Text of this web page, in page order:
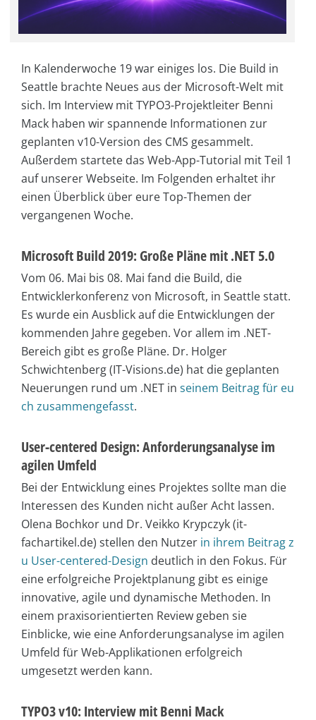
In Kalenderwoche 19 war einiges los. Die Build in
Seattle brachte Neues aus der Microsoft-Welt mit
sich. Im Interview mit TYPO3-Projektleiter Benni
Mack haben wir spannende Informationen zur
geplanten v10-Version des CMS gesammelt.
Außerdem startete das Web-App-Tutorial mit Teil 1
auf unserer Webseite. Im Folgenden erhaltet ihr
einen Überblick über eure Top-Themen der
vergangenen Woche.
Microsoft Build 2019: Große Pläne mit .NET 5.0
Vom 06. Mai bis 08. Mai fand die Build, die
Entwicklerkonferenz von Microsoft, in Seattle statt.
Es wurde ein Ausblick auf die Entwicklungen der
kommenden Jahre gegeben. Vor allem im .NET-
Bereich gibt es große Pläne. Dr. Holger
Schwichtenberg (IT-Visions.de) hat die geplanten
Neuerungen rund um .NET in seinem Beitrag für eu
ch zusammengefasst.
User-centered Design: Anforderungsanalyse im
agilen Umfeld
Bei der Entwicklung eines Projektes sollte man die
Interessen des Kunden nicht außer Acht lassen.
Olena Bochkor und Dr. Veikko Krypczyk (it-
fachartikel.de) stellen den Nutzer in ihrem Beitrag z
u User-centered-Design deutlich in den Fokus. Für
eine erfolgreiche Projektplanung gibt es einige
innovative, agile und dynamische Methoden. In
einem praxisorientierten Review geben sie
Einblicke, wie eine Anforderungsanalyse im agilen
Umfeld für Web-Applikationen erfolgreich
umgesetzt werden kann.
TYPO3 v10: Interview mit Benni Mack